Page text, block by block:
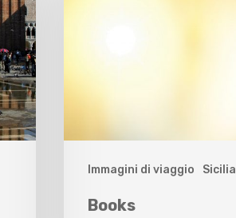
Immagini di viaggio Sicilia
Books